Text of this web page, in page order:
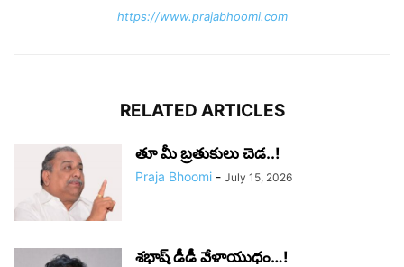
https://www.prajabhoomi.com
RELATED ARTICLES
తూ మీ బ్రతుకులు చెడ..!
Praja Bhoomi - July 15, 2026
శభాష్ డీడీ వేళాయుధం…!